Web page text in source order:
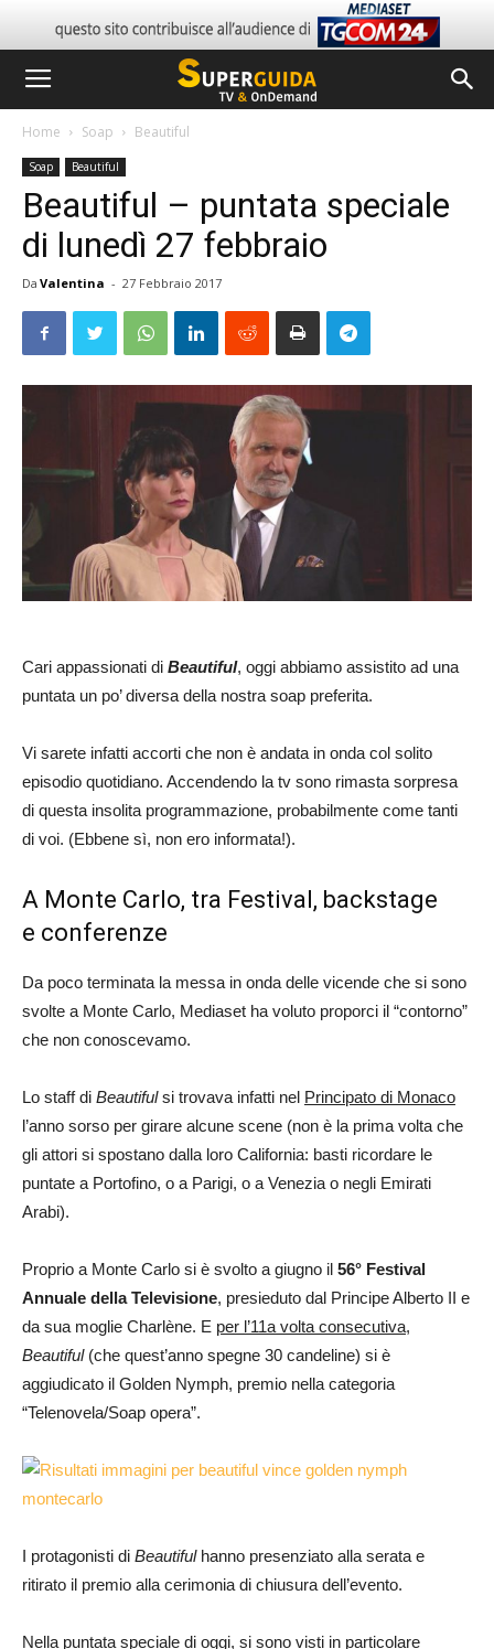
Home Soap Beautiful
Soap Beautiful
Beautiful – puntata speciale
di lunedì 27 febbraio
Da Valentina - 27 Febbraio 2017
Cari appassionati di Beautiful, oggi abbiamo assistito ad una
puntata un po’ diversa della nostra soap preferita.
Vi sarete infatti accorti che non è andata in onda col solito
episodio quotidiano. Accendendo la tv sono rimasta sorpresa
di questa insolita programmazione, probabilmente come tanti
di voi. (Ebbene sì, non ero informata!).
A Monte Carlo, tra Festival, backstage
e conferenze
Da poco terminata la messa in onda delle vicende che si sono
svolte a Monte Carlo, Mediaset ha voluto proporci il “contorno”
che non conoscevamo.
Lo staff di Beautifulsi trovava infatti nel Principato di Monaco
l’anno sorso per girare alcune scene (non è la prima volta che
gli attori si spostano dalla loro California: basti ricordare le
puntate a Portofino, o a Parigi, o a Venezia o negli Emirati
Arabi).
Proprio a Monte Carlo si è svolto a giugno il 56° Festival
Annuale della Televisione, presieduto dal Principe Alberto II e
da sua moglie Charlène. E per l’11a volta consecutiva,
Beautiful(che quest’anno spegne 30 candeline) si è
aggiudicato il Golden Nymph, premio nella categoria
“Telenovela/Soap opera”.
I protagonisti di Beautifulhanno presenziato alla serata e
ritirato il premio alla cerimonia di chiusura dell’evento.
Nella puntata speciale di oggi, si sono visti in particolare